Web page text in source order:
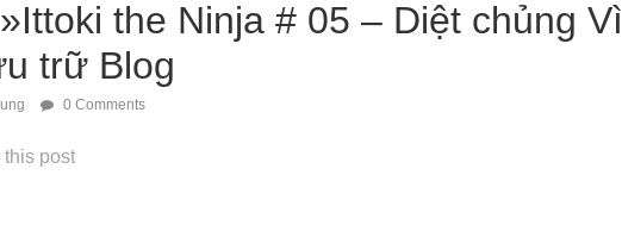
the Ninja # 05 – Diệt chủng Vì
trữ Blog
0 Comments
this post